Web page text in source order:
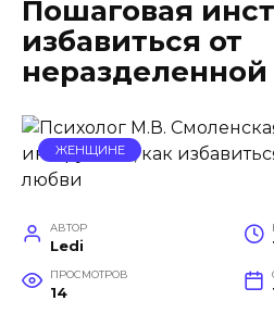
Пошаговая
избавиться от
ЖЕНЩИНЕ
АВТОР
Ledi
ПРОСМОТРОВ
14